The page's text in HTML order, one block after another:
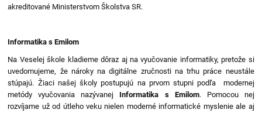
akreditované Ministerstvom Školstva SR.
Informatika s Emilom
Na Veselej škole kladieme dôraz aj na vyučovanie informatiky, pretože si
uvedomujeme, že nároky na digitálne zručnosti na trhu práce neustále
stúpajú. Žiaci našej školy postupujú na prvom stupni podľa modernej
metódy vyučovania nazývanej Informatika s Emilom. Pomocou nej
rozvíjame už od útleho veku nielen moderné informatické myslenie ale aj